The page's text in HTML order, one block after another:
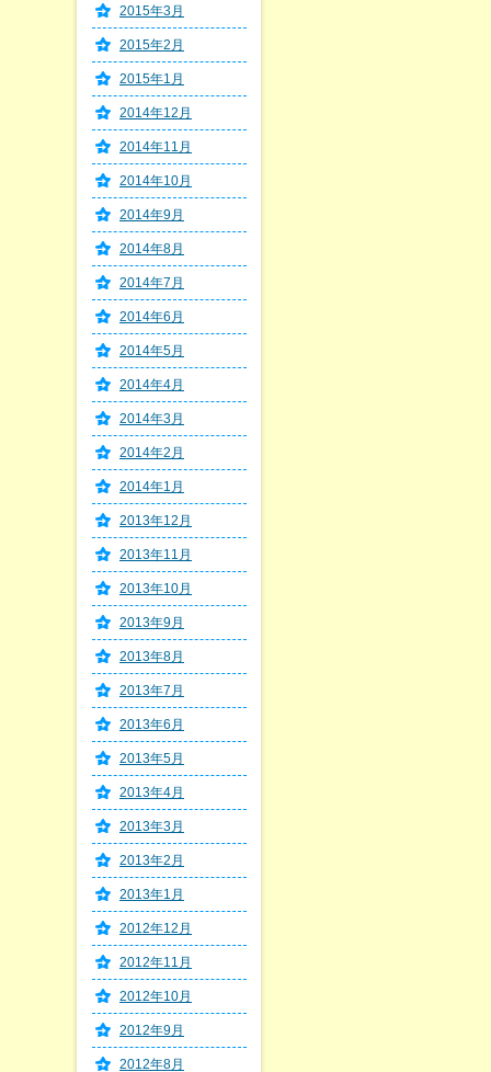
2015年3月
2015年2月
2015年1月
2014年12月
2014年11月
2014年10月
2014年9月
2014年8月
2014年7月
2014年6月
2014年5月
2014年4月
2014年3月
2014年2月
2014年1月
2013年12月
2013年11月
2013年10月
2013年9月
2013年8月
2013年7月
2013年6月
2013年5月
2013年4月
2013年3月
2013年2月
2013年1月
2012年12月
2012年11月
2012年10月
2012年9月
2012年8月